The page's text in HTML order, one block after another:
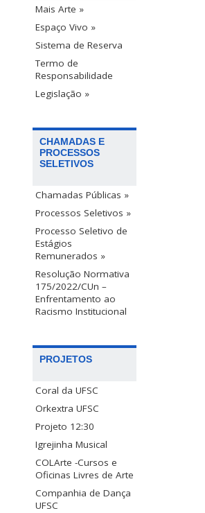
Mais Arte »
Espaço Vivo »
Sistema de Reserva
Termo de
Responsabilidade
Legislação »
CHAMADAS E
PROCESSOS
SELETIVOS
Chamadas Públicas »
Processos Seletivos »
Processo Seletivo de
Estágios
Remunerados »
Resolução Normativa
175/2022/CUn –
Enfrentamento ao
Racismo Institucional
PROJETOS
Coral da UFSC
Orkextra UFSC
Projeto 12:30
Igrejinha Musical
COLArte -Cursos e
Oficinas Livres de Arte
Companhia de Dança
UFSC